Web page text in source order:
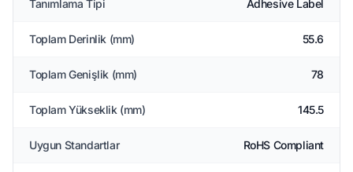
Tanımlama Tipi Adhesive Label
Toplam Derinlik (mm) 55.6
Toplam Genişlik (mm) 78
Toplam Yükseklik (mm) 145.5
Uygun Standartlar RoHS Compliant